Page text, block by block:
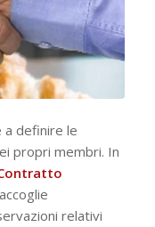
definire le
propri membri. In
relativi